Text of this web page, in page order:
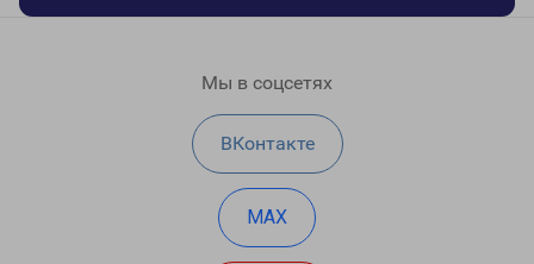
Мы в соцсетях
ВКонтакте
MAX